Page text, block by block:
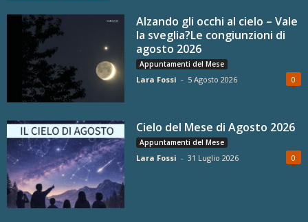
Alzando gli occhi al cielo – Vale
la sveglia?Le congiunzioni di
agosto 2026
Appuntamenti del Mese
Lara Fossi - 5 Agosto 2026 0
Cielo del Mese di Agosto 2026
Appuntamenti del Mese
Lara Fossi - 31 Luglio 2026 0